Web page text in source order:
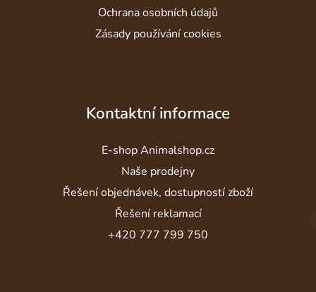
Ochrana osobních údajů
Zásady používání cookies
Kontaktní informace
E-shop Animalshop.cz
Naše prodejny
Řešení objednávek, dostupností zboží
Řešení reklamací
+420 777 799 750